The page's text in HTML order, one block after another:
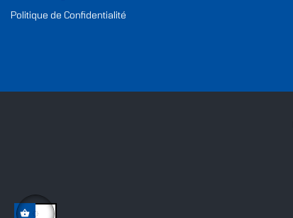
Politique de Confidentialité